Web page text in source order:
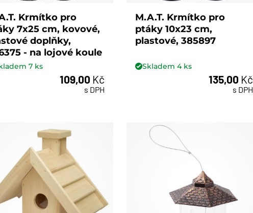
Krmítko pro
7x25 cm, kovové,
doplňky,
- na lojové koule
7 ks
109,00 Kč
s DPH
M.A.T. Krmítko pro
ptáky 10x23 cm,
plastové, 385897
Skladem4ks
135,00 Kč
s DPH